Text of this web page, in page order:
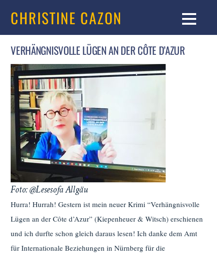
CHRISTINE CAZON
VERHÄNGNISVOLLE LÜGEN AN DER CÔTE D’AZUR
Foto: @Lesesofa Allgäu
Hurra! Hurrah! Gestern ist mein neuer Krimi “Verhängnisvolle
Lügen an der Côte d’Azur” (Kiepenheuer & Witsch) erschienen
und ich durfte schon gleich daraus lesen! Ich danke dem Amt
für Internationale Beziehungen in Nürnberg für die